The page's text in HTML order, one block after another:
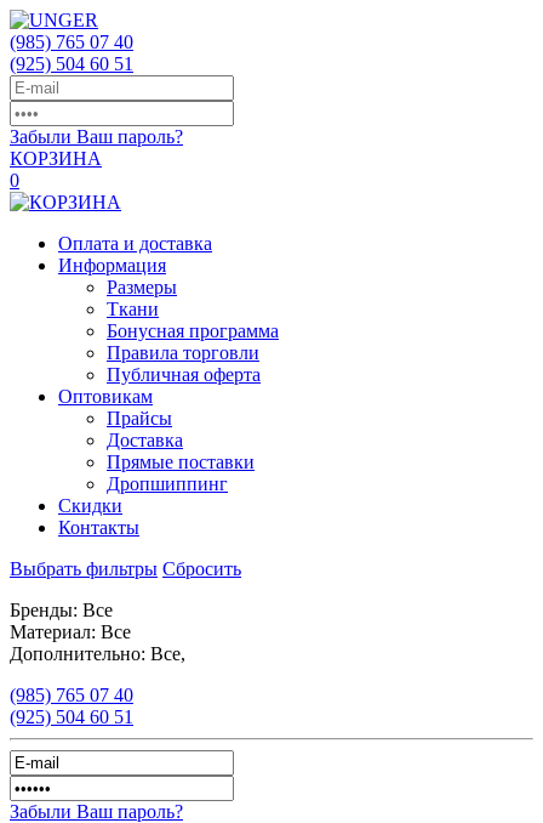
(985) 765 07 40
(925) 504 60 51
Забыли Ваш пароль?
КОРЗИНА
0
Оплата и доставка
Информация
Размеры
Ткани
Бонусная программа
Правила торговли
Публичная оферта
Оптовикам
Прайсы
Доставка
Прямые поставки
Дропшиппинг
Скидки
Контакты
Выбрать фильтры Сбросить
Бренды: Все
Материал: Все
Дополнительно: Все,
(985) 765 07 40
(925) 504 60 51
Забыли Ваш пароль?